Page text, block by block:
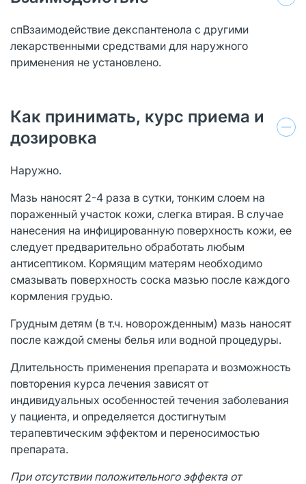
спВзаимодействие декспантенола с другими
лекарственными средствами для наружного
применения не установлено.
Как принимать, курс приема и
дозировка
Наружно.
Мазь наносят 2-4 раза в сутки, тонким слоем на
пораженный участок кожи, слегка втирая. В случае
нанесения на инфицированную поверхность кожи, ее
следует предварительно обработать любым
антисептиком. Кормящим матерям необходимо
смазывать поверхность соска мазью после каждого
кормления грудью.
Грудным детям (в т.ч. новорожденным) мазь наносят
после каждой смены белья или водной процедуры.
Длительность применения препарата и возможность
повторения курса лечения зависят от
индивидуальных особенностей течения заболевания
у пациента, и определяется достигнутым
терапевтическим эффектом и переносимостью
препарата.
При отсутствии положительного эффекта от